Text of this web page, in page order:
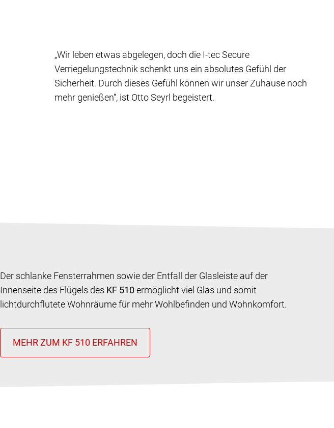
„Wir leben etwas abgelegen, doch die I-tec Secure
Verriegelungstechnik schenkt uns ein absolutes Gefühl der
Sicherheit. Durch dieses Gefühl können wir unser Zuhause noch
mehr genießen“, ist Otto Seyrl begeistert.
Der schlanke Fensterrahmen sowie der Entfall der Glasleiste auf der
Innenseite des Flügels des KF 510 ermöglicht viel Glas und somit
lichtdurchflutete Wohnräume für mehr Wohlbefinden und Wohnkomfort.